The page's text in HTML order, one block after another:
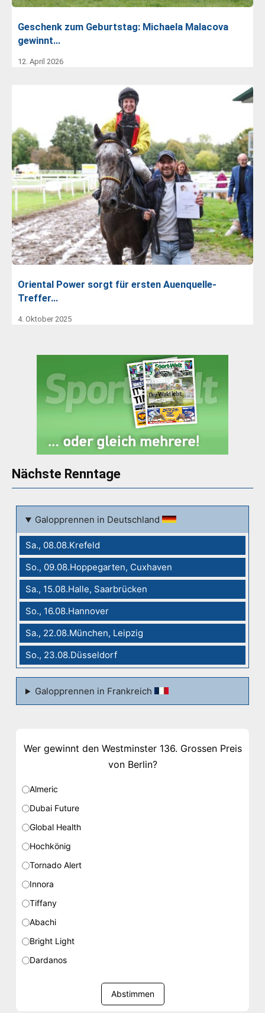
Geschenk zum Geburtstag: Michaela Malacova
gewinnt…
12. April 2026
Oriental Power sorgt für ersten Auenquelle-
Treffer…
4. Oktober 2025
Nächste Renntage
Galopprennen in Deutschland
Sa., 08.08.Krefeld
So., 09.08.Hoppegarten, Cuxhaven
Sa., 15.08.Halle, Saarbrücken
So., 16.08.Hannover
Sa., 22.08.München, Leipzig
So., 23.08.Düsseldorf
Galopprennen in Frankreich
Wer gewinnt den Westminster 136. Grossen Preis
von Berlin?
Almeric
Dubai Future
Global Health
Hochkönig
Tornado Alert
Innora
Tiffany
Abachi
Bright Light
Dardanos
Abstimmen